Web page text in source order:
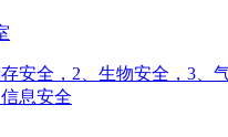
安全，2、生物安全，3、
息安全